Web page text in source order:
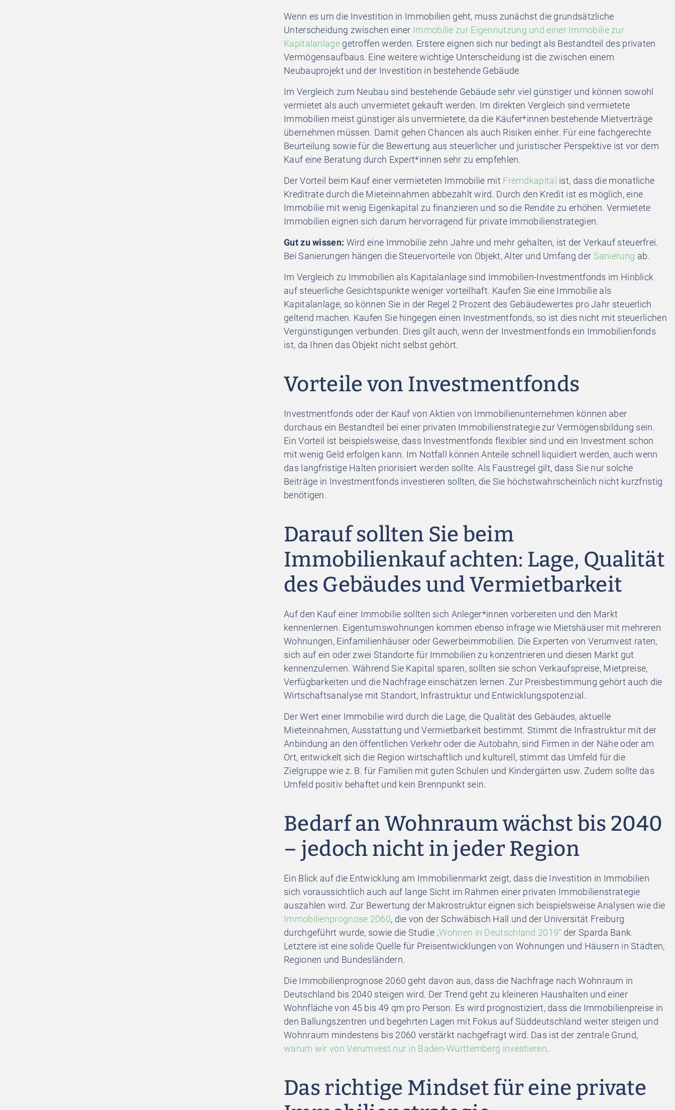
Wenn es um die Investition in Immobilien geht, muss zunächst die grundsätzliche
Unterscheidung zwischen einer Immobilie zur Eigennutzung und einer Immobilie zur
Kapitalanlagegetroffen werden. Erstere eignen sich nur bedingt als Bestandteil des privaten
Vermögensaufbaus. Eine weitere wichtige Unterscheidung ist die zwischen einem
Neubauprojekt und der Investition in bestehende Gebäude.
Im Vergleich zum Neubau sind bestehende Gebäude sehr viel günstiger und können sowohl
vermietet als auch unvermietet gekauft werden. Im direkten Vergleich sind vermietete
Immobilien meist günstiger als unvermietete, da die Käufer*innen bestehende Mietverträge
übernehmen müssen. Damit gehen Chancen als auch Risiken einher. Für eine fachgerechte
Beurteilung sowie für die Bewertung aus steuerlicher und juristischer Perspektive ist vor dem
Kauf eine Beratung durch Expert*innen sehr zu empfehlen.
Der Vorteil beim Kauf einer vermieteten Immobilie mit Fremdkapital ist, dass die monatliche
Kreditrate durch die Mieteinnahmen abbezahlt wird. Durch den Kredit ist es möglich, eine
Immobilie mit wenig Eigenkapital zu finanzieren und so die Rendite zu erhöhen. Vermietete
Immobilien eignen sich darum hervorragend für private Immobilienstrategien.
Gut zu wissen: Wird eine Immobilie zehn Jahre und mehr gehalten, ist der Verkauf steuerfrei.
Bei Sanierungen hängen die Steuervorteile von Objekt, Alter und Umfang der Sanierung ab.
Im Vergleich zu Immobilien als Kapitalanlage sind Immobilien-Investmentfonds im Hinblick
auf steuerliche Gesichtspunkte weniger vorteilhaft. Kaufen Sie eine Immobilie als
Kapitalanlage, so können Sie in der Regel 2 Prozent des Gebäudewertes pro Jahr steuerlich
geltend machen. Kaufen Sie hingegen einen Investmentfonds, so ist dies nicht mit steuerlichen
Vergünstigungen verbunden. Dies gilt auch, wenn der Investmentfonds ein Immobilienfonds
ist, da Ihnen das Objekt nicht selbst gehört.
Vorteile von Investmentfonds
Investmentfonds oder der Kauf von Aktien von Immobilienunternehmen können aber
durchaus ein Bestandteil bei einer privaten Immobilienstrategie zur Vermögensbildung sein.
Ein Vorteil ist beispielsweise, dass Investmentfonds flexibler sind und ein Investment schon
mit wenig Geld erfolgen kann. Im Notfall können Anteile schnell liquidiert werden, auch wenn
das langfristige Halten priorisiert werden sollte. Als Faustregel gilt, dass Sie nur solche
Beiträge in Investmentfonds investieren sollten, die Sie höchstwahrscheinlich nicht kurzfristig
benötigen.
Darauf sollten Sie beim
Immobilienkauf achten: Lage, Qualität
des Gebäudes und Vermietbarkeit
Auf den Kauf einer Immobilie sollten sich Anleger*innen vorbereiten und den Markt
kennenlernen. Eigentumswohnungen kommen ebenso infrage wie Mietshäuser mit mehreren
Wohnungen, Einfamilienhäuser oder Gewerbeimmobilien. Die Experten von Verumvest raten,
sich auf ein oder zwei Standorte für Immobilien zu konzentrieren und diesen Markt gut
kennenzulernen. Während Sie Kapital sparen, sollten sie schon Verkaufspreise, Mietpreise,
Verfügbarkeiten und die Nachfrage einschätzen lernen. Zur Preisbestimmung gehört auch die
Wirtschaftsanalyse mit Standort, Infrastruktur und Entwicklungspotenzial.
Der Wert einer Immobilie wird durch die Lage, die Qualität des Gebäudes, aktuelle
Mieteinnahmen, Ausstattung und Vermietbarkeit bestimmt. Stimmt die Infrastruktur mit der
Anbindung an den öffentlichen Verkehr oder die Autobahn, sind Firmen in der Nähe oder am
Ort, entwickelt sich die Region wirtschaftlich und kulturell, stimmt das Umfeld für die
Zielgruppe wie z. B. für Familien mit guten Schulen und Kindergärten usw. Zudem sollte das
Umfeld positiv behaftet und kein Brennpunkt sein.
Bedarf an Wohnraum wächst bis 2040
– jedoch nicht in jeder Region
Ein Blick auf die Entwicklung am Immobilienmarkt zeigt, dass die Investition in Immobilien
sich voraussichtlich auch auf lange Sicht im Rahmen einer privaten Immobilienstrategie
auszahlen wird. Zur Bewertung der Makrostruktur eignen sich beispielsweise Analysen wie die
Immobilienprognose 2060, die von der Schwäbisch Hall und der Universität Freiburg
durchgeführt wurde, sowie die Studie „Wohnen in Deutschland 2019“ der Sparda Bank.
Letztere ist eine solide Quelle für Preisentwicklungen von Wohnungen und Häusern in Städten,
Regionen und Bundesländern.
Die Immobilienprognose 2060 geht davon aus, dass die Nachfrage nach Wohnraum in
Deutschland bis 2040 steigen wird. Der Trend geht zu kleineren Haushalten und einer
Wohnfläche von 45 bis 49 qm pro Person. Es wird prognostiziert, dass die Immobilienpreise in
den Ballungszentren und begehrten Lagen mit Fokus auf Süddeutschland weiter steigen und
Wohnraum mindestens bis 2060 verstärkt nachgefragt wird. Das ist der zentrale Grund,
warum wir von Verumvest nur in Baden-Württemberg investieren.
Das richtige Mindset für eine private